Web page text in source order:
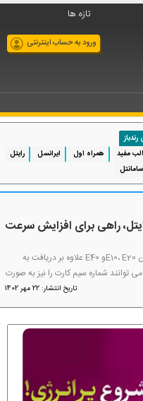
تازه ها
ورود به حساب اینترنتی
مفید همراه اول ایرانسل
رایتل
سامانتل
راهی برای افزایش سرعت
با خرید سیم کارت های اعتباری رایتل تحت عناوین E10، E20و E40 علاوه بر دریافت به
توانند شماره سیم کارت را نیز به صورت
تاریخ انتشار: 22 مهر 1402